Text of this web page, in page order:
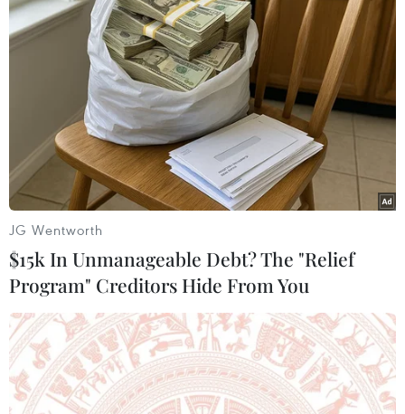
Theo Nghị quyết số 1656/NQ-UBTVQH15 ngày
16/6/2025 của Ủy ban Thường vụ Quốc hội,
thành phố Hà Nội sau khi sắp xếp sẽ có tổng cộng
126 đơn vị hành chính gồm 51 phường và 75 xã.
JG Wentworth
$15k In Unmanageable Debt? The "Relief
Program" Creditors Hide From You